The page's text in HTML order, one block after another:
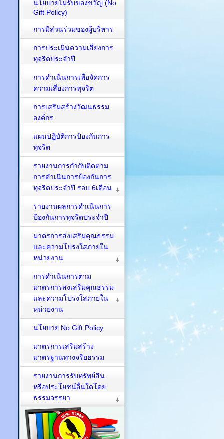
นโยบายไม่รับของขวัญ (No
Gift Policy)
การมีส่วนร่วมของผู้บริหาร
การประเมินความเสี่ยงการ
ทุจริตประจำปี
การดำเนินการเพื่อจัดการ
ความเสี่ยงการทุจริต
การเสริมสร้างวัฒนธรรม
องค์กร
แผนปฏิบัติการป้องกันการ
ทุจริต
รายงานการกำกับติดตาม
การดำเนินการป้องกันการ
ทุจริตประจำปี รอบ 6เดือน
รายงานผลการดำเนินการ
ป้องกันการทุจริตประจำปี
มาตรการส่งเสริมคุณธรรม
และความโปร่งใสภายใน
หน่วยงาน
การดำเนินการตาม
มาตรการส่งเสริมคุณธรรม
และความโปร่งใสภายใน
หน่วยงาน
นโยบาย No Gift Policy
มาตรการเสริมสร้าง
มาตรฐานทางจริยธรรม
รายงานการรับทรัพย์สิน
หรือประโยชน์อื่นใดโดย
ธรรมจรรยา